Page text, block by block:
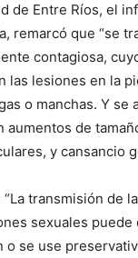
de Entre Ríos, el
remarcó que “se
contagiosa,
las lesiones en la
o manchas. Y se
aumentos de
y cansancio
transmisión de
sexuales
o se use